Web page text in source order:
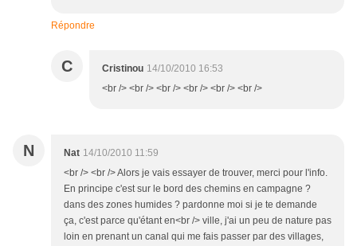
Répondre
C Cristinou 14/10/2010 16:53
<br /> <br /> <br /> <br /> <br /> <br />
N Nat 14/10/2010 11:59
<br /> <br /> Alors je vais essayer de trouver, merci pour l'info.
En principe c'est sur le bord des chemins en campagne ?
dans des zones humides ? pardonne moi si je te demande
ça, c'est parce qu'étant en<br /> ville, j'ai un peu de nature pas
loin en prenant un canal qui me fais passer par des villages,